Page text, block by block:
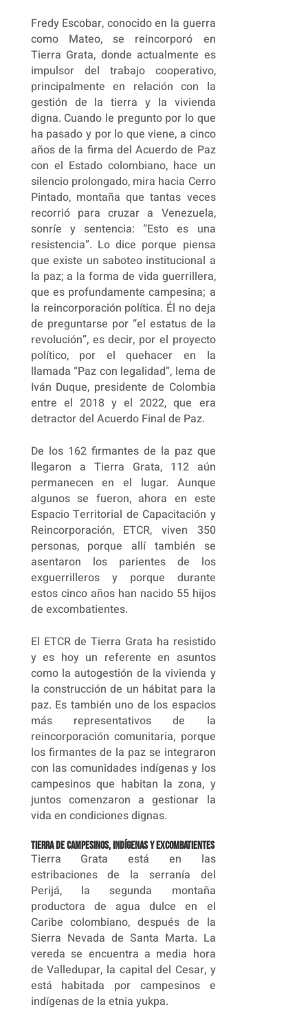
Fredy Escobar, conocido en la guerra
como Mateo, se reincorporó en
Tierra Grata, donde actualmente es
impulsor del trabajo cooperativo,
principalmente en relación con la
gestión de la tierra y la vivienda
digna. Cuando le pregunto por lo que
ha pasado y por lo que viene, a cinco
años de la firma del Acuerdo de Paz
con el Estado colombiano, hace un
silencio prolongado, mira hacia Cerro
Pintado, montaña que tantas veces
recorrió para cruzar a Venezuela,
sonríe y sentencia: “Esto es una
resistencia”. Lo dice porque piensa
que existe un saboteo institucional a
la paz; a la forma de vida guerrillera,
que es profundamente campesina; a
la reincorporación política. Él no deja
de preguntarse por “el estatus de la
revolución”, es decir, por el proyecto
político, por el quehacer en la
llamada “Paz con legalidad”, lema de
Iván Duque, presidente de Colombia
entre el 2018 y el 2022, que era
detractor del Acuerdo Final de Paz.
De los 162 firmantes de la paz que
llegaron a Tierra Grata, 112 aún
permanecen en el lugar. Aunque
algunos se fueron, ahora en este
Espacio Territorial de Capacitación y
Reincorporación, ETCR, viven 350
personas, porque allí también se
asentaron los parientes de los
exguerrilleros y porque durante
estos cinco años han nacido 55 hijos
de excombatientes.
El ETCR de Tierra Grata ha resistido
y es hoy un referente en asuntos
como la autogestión de la vivienda y
la construcción de un hábitat para la
paz. Es también uno de los espacios
más representativos de la
reincorporación comunitaria, porque
los firmantes de la paz se integraron
con las comunidades indígenas y los
campesinos que habitan la zona, y
juntos comenzaron a gestionar la
vida en condiciones dignas.
Tierra de campesinos, indígenas y excombatientes
Tierra Grata está en las
estribaciones de la serranía del
Perijá, la segunda montaña
productora de agua dulce en el
Caribe colombiano, después de la
Sierra Nevada de Santa Marta. La
vereda se encuentra a media hora
de Valledupar, la capital del Cesar, y
está habitada por campesinos e
indígenas de la etnia yukpa.